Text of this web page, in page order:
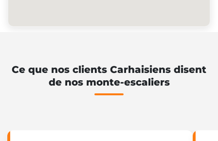
Ce que nos clients Carhaisiens disent
de nos monte-escaliers